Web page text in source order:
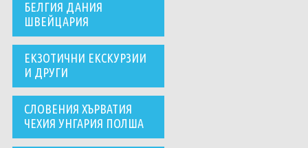
БЕЛГИЯ ДАНИЯ
ШВЕЙЦАРИЯ
ЕКЗОТИЧНИ ЕКСКУРЗИИ
И ДРУГИ
СЛОВЕНИЯ ХЪРВАТИЯ
ЧЕХИЯ УНГАРИЯ ПОЛША